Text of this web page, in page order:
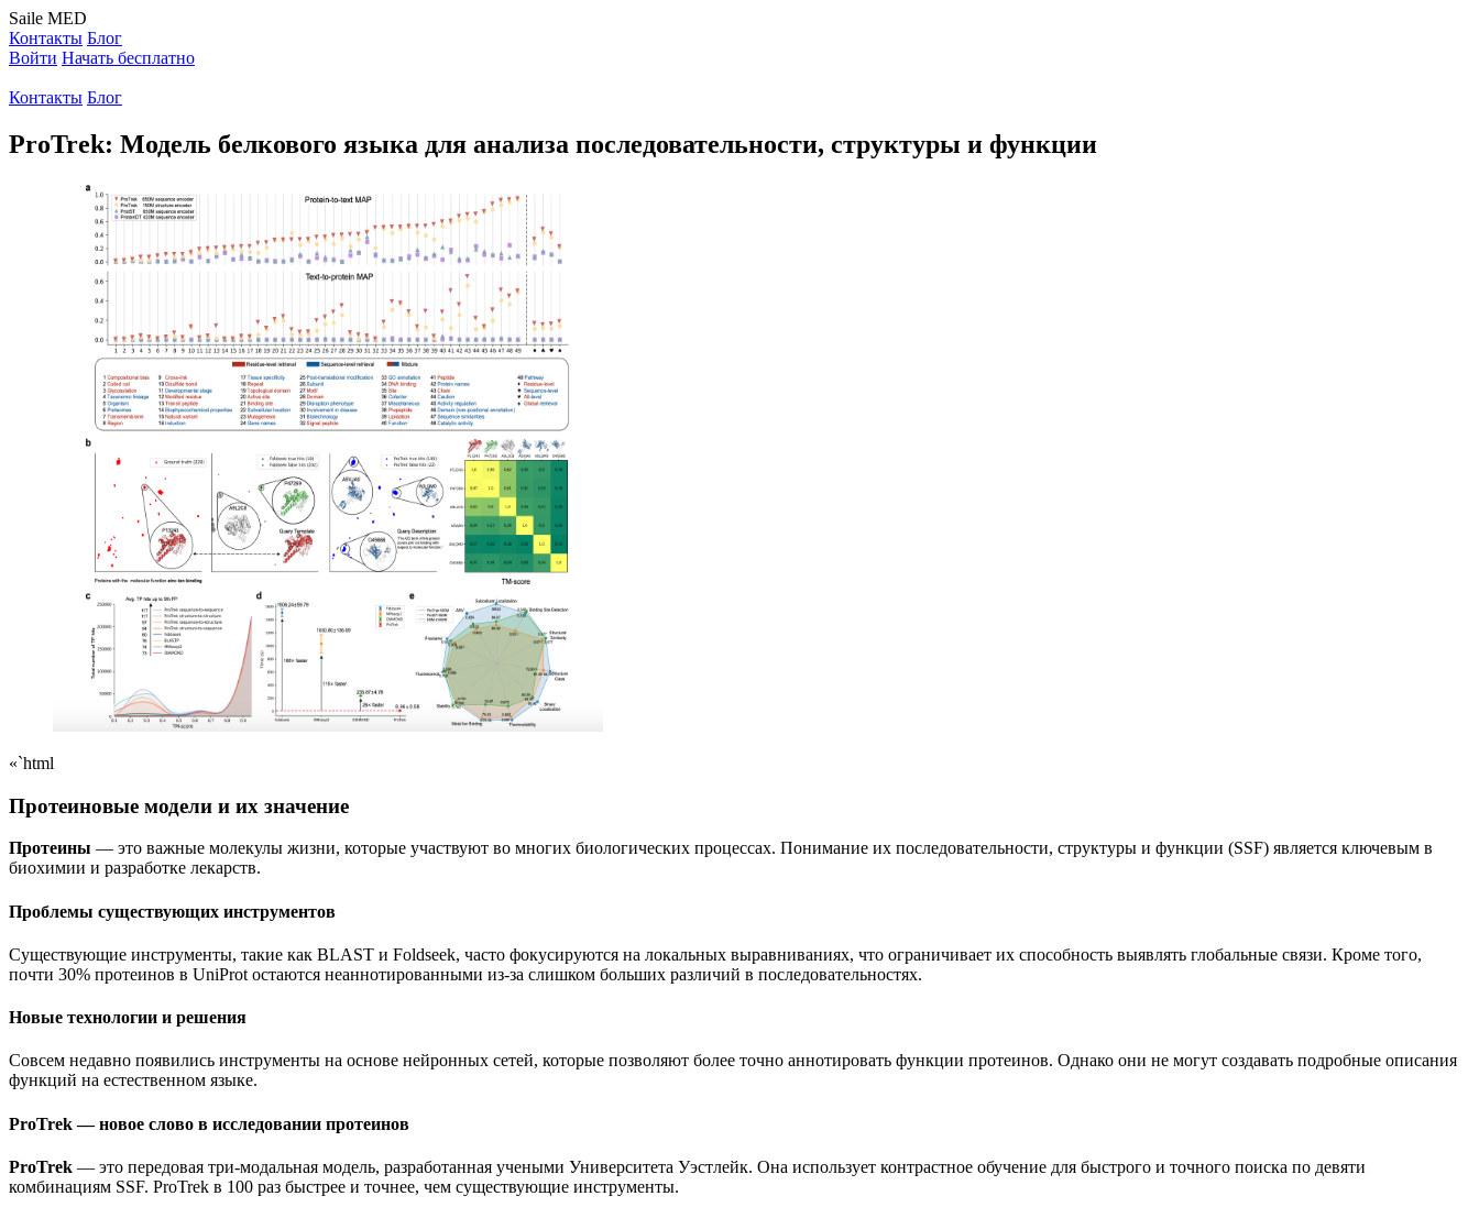
Saile MED
Контакты Блог
Войти Начать бесплатно
Контакты Блог
ProTrek: Модель белкового языка для анализа последовательности, структуры и функции
«`html
Протеиновые модели и их значение
Протеины — это важные молекулы жизни, которые участвуют во многих биологических процессах. Понимание их последовательности, структуры и функции (SSF) является ключевым в
биохимии и разработке лекарств.
Проблемы существующих инструментов
Существующие инструменты, такие как BLAST и Foldseek, часто фокусируются на локальных выравниваниях, что ограничивает их способность выявлять глобальные связи. Кроме того,
почти 30% протеинов в UniProt остаются неаннотированными из-за слишком больших различий в последовательностях.
Новые технологии и решения
Совсем недавно появились инструменты на основе нейронных сетей, которые позволяют более точно аннотировать функции протеинов. Однако они не могут создавать подробные описания
функций на естественном языке.
ProTrek — новое слово в исследовании протеинов
ProTrek — это передовая три-модальная модель, разработанная учеными Университета Уэстлейк. Она использует контрастное обучение для быстрого и точного поиска по девяти
комбинациям SSF. ProTrek в 100 раз быстрее и точнее, чем существующие инструменты.